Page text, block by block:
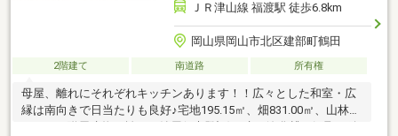
ＪＲ津山線 福渡駅 徒歩6.8km
岡山県岡山市北区建部町鶴田
2階建て 南道路 所有権
母屋、離れにそれぞれキッチンあります！！広々とした和室・広
縁は南向きで日当たりも良好♪宅地195.15㎡、畑831.00㎡、山林